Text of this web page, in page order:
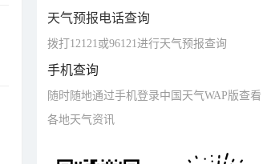
天气预报电话查询
拨打12121或96121进行天气预报查询
手机查询
随时随地通过手机登录中国天气WAP版查看
各地天气资讯